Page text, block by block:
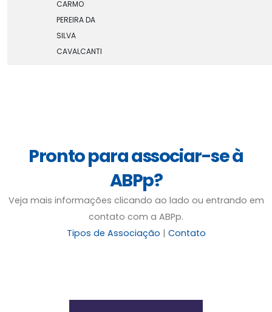
CARMO
PEREIRA DA
SILVA
CAVALCANTI
Pronto para associar-se à
ABPp?
Veja mais informações clicando ao lado ou entrando em
contato com a ABPp.
Tipos de Associação | Contato